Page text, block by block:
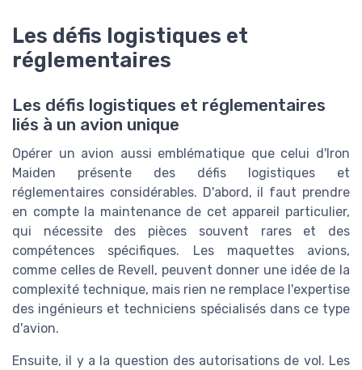
Les défis logistiques et
réglementaires
Les défis logistiques et réglementaires
liés à un avion unique
Opérer un avion aussi emblématique que celui d'Iron
Maiden présente des défis logistiques et
réglementaires considérables. D'abord, il faut prendre
en compte la maintenance de cet appareil particulier,
qui nécessite des pièces souvent rares et des
compétences spécifiques. Les maquettes avions,
comme celles de Revell, peuvent donner une idée de la
complexité technique, mais rien ne remplace l'expertise
des ingénieurs et techniciens spécialisés dans ce type
d'avion.
Ensuite, il y a la question des autorisations de vol. Les